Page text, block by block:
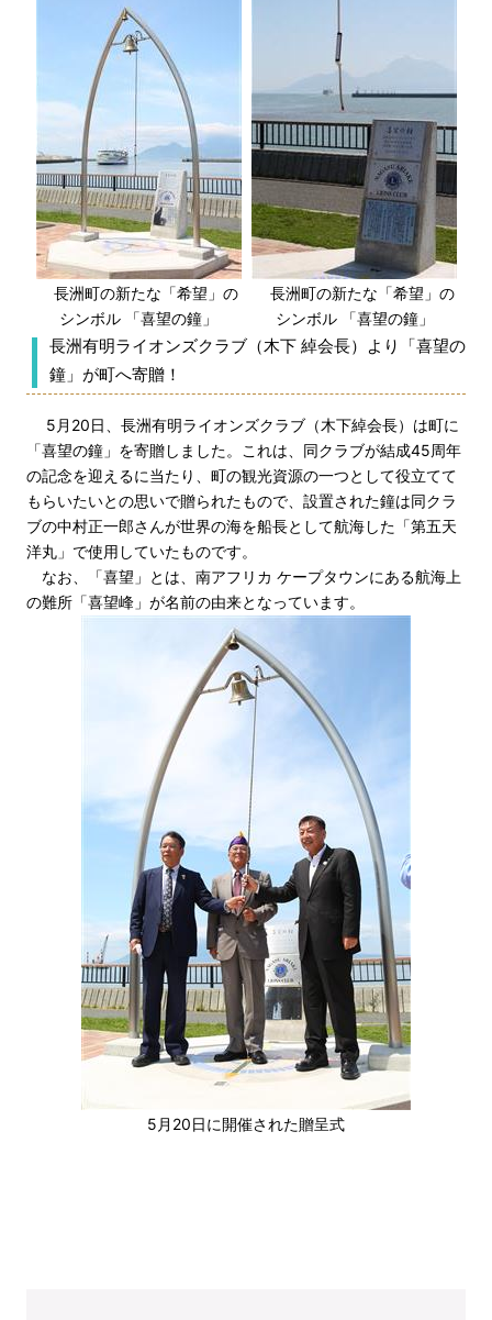
長洲町の新たな「希望」の
シンボル 「喜望の鐘」
長洲町の新たな「希望」の
シンボル 「喜望の鐘」
長洲有明ライオンズクラブ（木下 綽会長）より「喜望の
鐘」が町へ寄贈！
5月20日、長洲有明ライオンズクラブ（木下綽会長）は町に
「喜望の鐘」を寄贈しました。これは、同クラブが結成45周年
の記念を迎えるに当たり、町の観光資源の一つとして役立てて
もらいたいとの思いで贈られたもので、設置された鐘は同クラ
ブの中村正一郎さんが世界の海を船長として航海した「第五天
洋丸」で使用していたものです。
なお、「喜望」とは、南アフリカ ケープタウンにある航海上
の難所「喜望峰」が名前の由来となっています。
5月20日に開催された贈呈式